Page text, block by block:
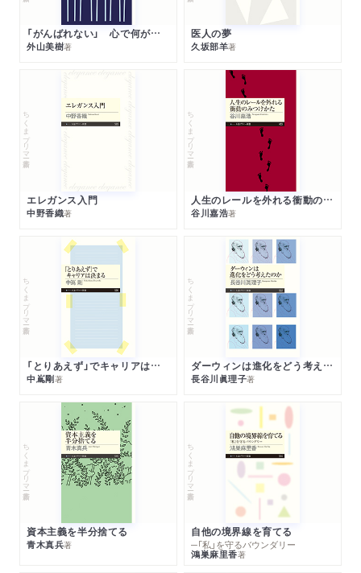
「がんばれない」 心で何が起きているか
外山美樹著
医人の夢
久坂部羊著
ちくまプリマー新書
エレガンス入門
中野香織著
ちくまプリマー新書
人生のレールを外れる衝動のみつけかた
谷川嘉浩著
ちくまプリマー新書
「とりあえず」でキャリアは決まる
中嶌剛著
ちくまプリマー新書
ダーウィンは進化をどう考えたのか
長谷川眞理子著
ちくまプリマー新書
資本主義を半分捨てる
青木真兵著
ちくまプリマー新書
自他の境界線を育てる
─「私」を守るバウンダリー
鴻巣麻里香著